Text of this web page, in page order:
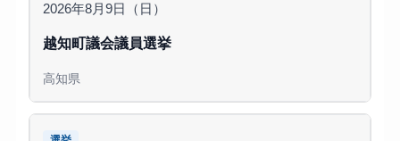
2026年8月9日（日）
越知町議会議員選挙
高知県